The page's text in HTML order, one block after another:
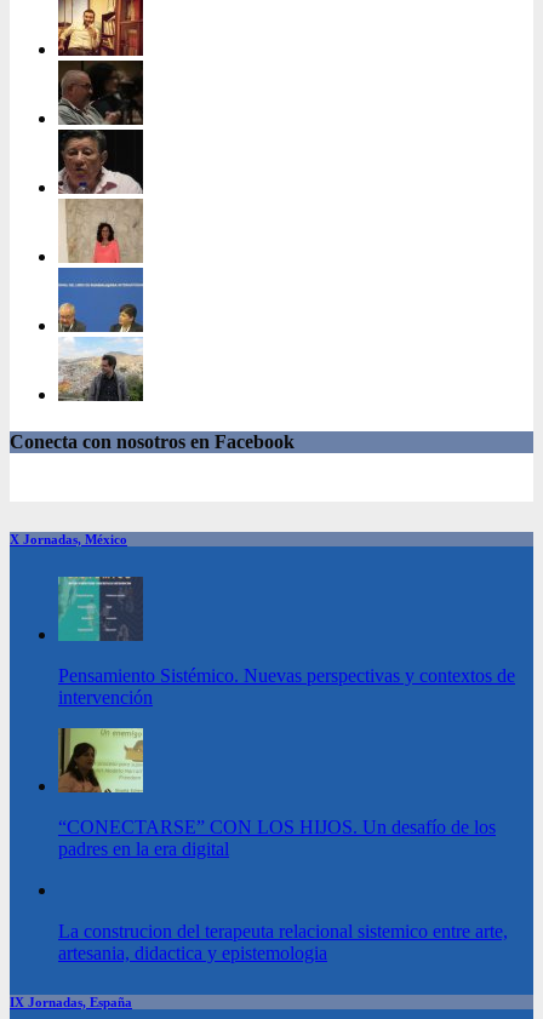
Conecta con nosotros en Facebook
X Jornadas, México
Pensamiento Sistémico. Nuevas perspectivas y contextos de
intervención
“CONECTARSE” CON LOS HIJOS. Un desafío de los
padres en la era digital
La construcion del terapeuta relacional sistemico entre arte,
artesania, didactica y epistemologia
IX Jornadas, España